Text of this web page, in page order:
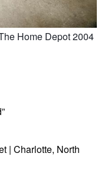
Home Depot 2004
| Charlotte, North